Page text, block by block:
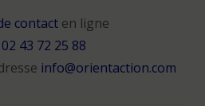
contacten ligne
02 43 72 25 88
info@orientaction.com